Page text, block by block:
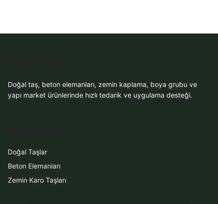
Doğal taş, beton elemanları, zemin kaplama, boya grubu ve
yapı market ürünlerinde hızlı tedarik ve uygulama desteği.
Doğal Taşlar
Beton Elemanları
Zemin Karo Taşları